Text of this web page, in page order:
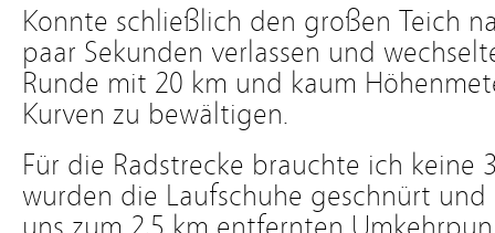
Konnte schließlich den großen Teich
paar Sekunden verlassen und
Runde mit 20 km und kaum
Kurven zu bewältigen.
Für die Radstrecke brauchte ich keine
wurden die Laufschuhe geschnürt